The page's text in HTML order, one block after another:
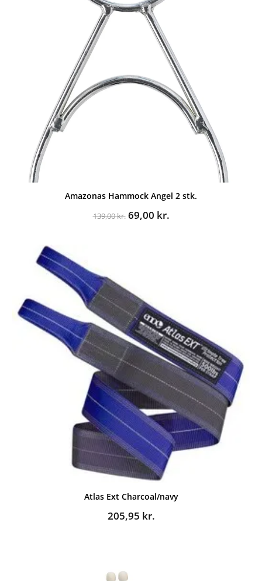
Amazonas Hammock Angel 2 stk.
139,00kr. Den
69,00 kr.Den
Atlas Ext Charcoal/navy
205,95 kr.